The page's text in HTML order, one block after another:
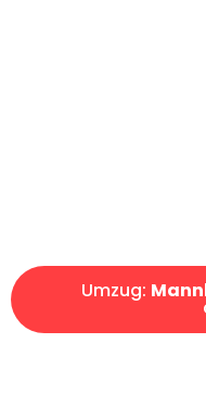
Umzug: